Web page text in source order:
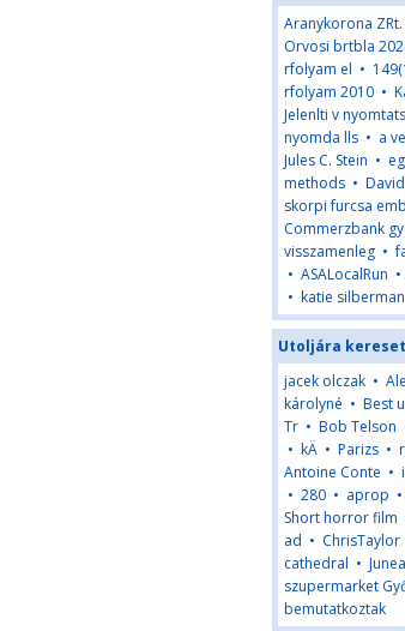
Aranykorona
Orvosi brtbla
rfolyam el •
rfolyam 2010 •
Jelenlti v nyomtats
nyomda lls • a
Jules C. Stein •
methods •
skorpi furcsa
Commerzbank
visszamenleg •
• ASALocalRun •
• katie silberman
Utoljára
jacek olczak •
károlyné • Best
Tr • Bob Telson
• kÄ • Parizs •
Antoine Conte •
• 280 • aprop •
Short horror film
ad • ChrisTaylor
cathedral •
szupermarket
bemutatkoztak